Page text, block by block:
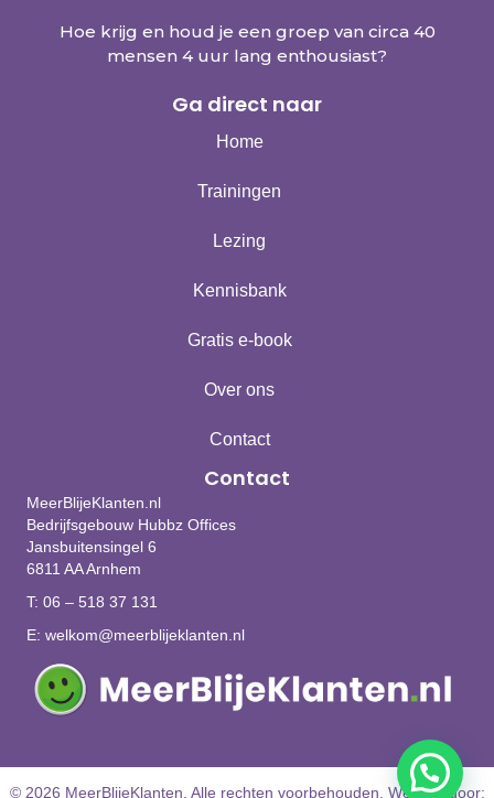
Hoe krijg en houd je een groep van circa 40
mensen 4 uur lang enthousiast?
Ga direct naar
Home
Trainingen
Lezing
Kennisbank
Gratis e-book
Over ons
Contact
Contact
MeerBlijeKlanten.nl
Bedrijfsgebouw Hubbz Offices
Jansbuitensingel 6
6811 AA Arnhem
T: 06 – 518 37 131
E: welkom@meerblijeklanten.nl
© 2026 MeerBlijeKlanten. Alle rechten voorbehouden. Website door: